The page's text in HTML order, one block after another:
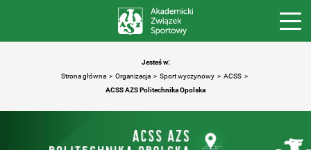
Jesteś w:
Strona główna
Organizacja Sport wyczynowy
ACSS
ACSS AZS Politechnika Opolska